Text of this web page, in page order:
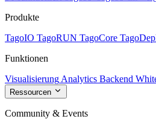
Produkte
TagoIO TagoRUN TagoCore
Funktionen
Visualisierung Analytics Backend
Ressourcen
Community & Events